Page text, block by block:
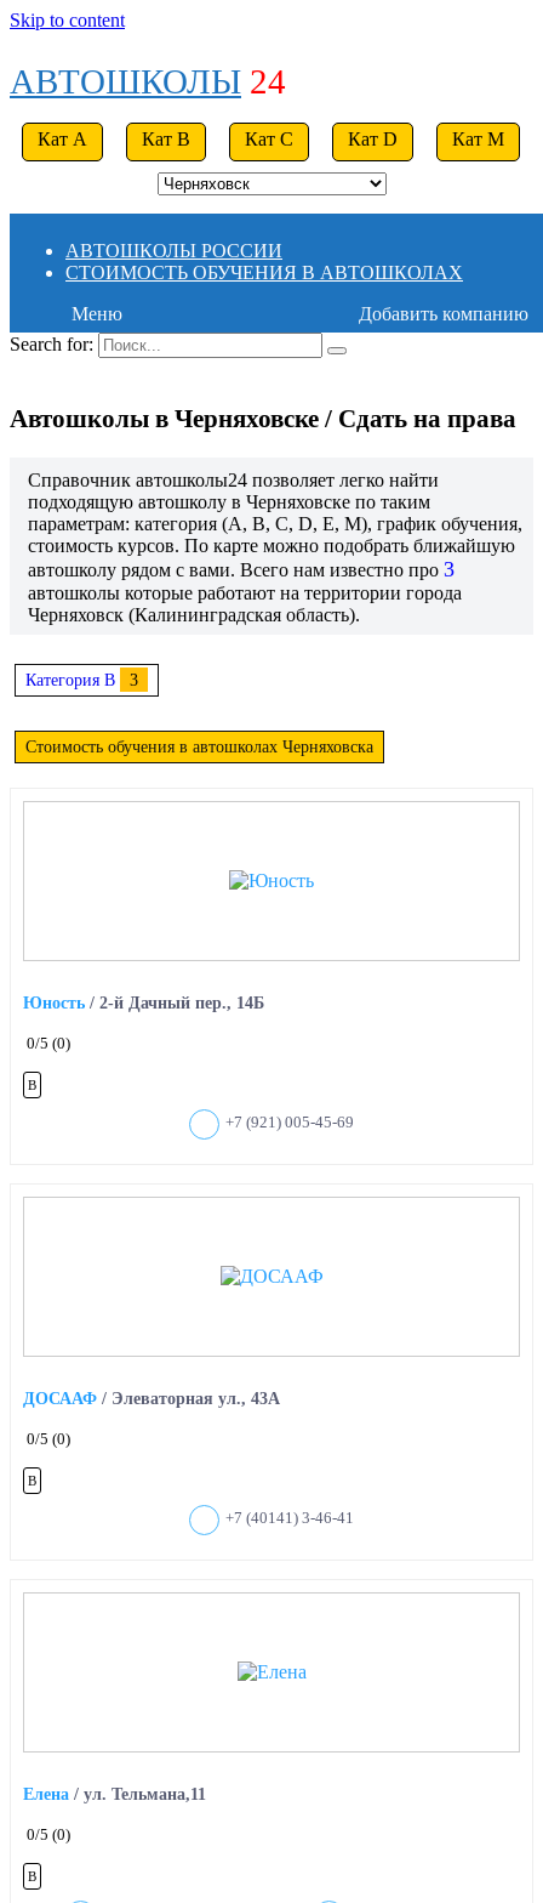
Skip to content
АВТОШКОЛЫ 24
Кат A Кат B Кат C Кат D Кат M
АВТОШКОЛЫ РОССИИ
СТОИМОСТЬ ОБУЧЕНИЯ В АВТОШКОЛАХ
Меню
Добавить компанию
Search for:
Автошколы в Черняховске / Сдать на права
Справочник автошколы24 позволяет легко найти
подходящую автошколу в Черняховске по таким
параметрам: категория (A, B, C, D, E, M), график обучения,
стоимость курсов. По карте можно подобрать ближайшую
автошколу рядом с вами. Всего нам известно про 3
автошколы которые работают на территории города
Черняховск (Калининградская область).
Категория B 3
Стоимость обучения в автошколах Черняховска
Юность / 2-й Дачный пер., 14Б
0/5 (0)
B
+7 (921) 005-45-69
ДОСААФ / Элеваторная ул., 43А
0/5 (0)
B
+7 (40141) 3-46-41
Елена / ул. Тельмана,11
0/5 (0)
B